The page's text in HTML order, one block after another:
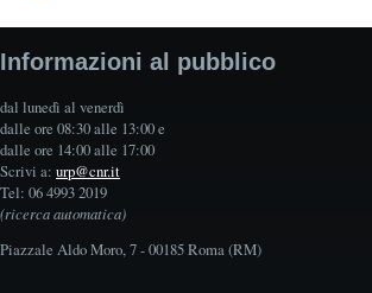
Informazioni al pubblico
dal lunedì al venerdì
dalle ore 08:30 alle 13:00 e
dalle ore 14:00 alle 17:00
Scrivi a: urp@cnr.it
Tel: 06 4993 2019
(ricerca automatica)
Piazzale Aldo Moro, 7 - 00185 Roma (RM)